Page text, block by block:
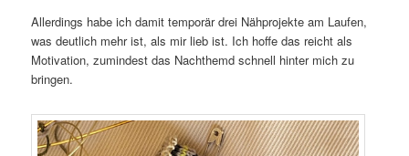
Allerdings habe ich damit temporär drei Nähprojekte am Laufen,
was deutlich mehr ist, als mir lieb ist. Ich hoffe das reicht als
Motivation, zumindest das Nachthemd schnell hinter mich zu
bringen.